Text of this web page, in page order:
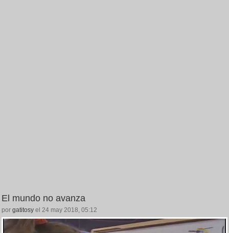
El mundo no avanza
por gatitosy el 24 may 2018, 05:12